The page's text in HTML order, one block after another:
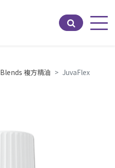
Blends 複方精油 JuvaFlex